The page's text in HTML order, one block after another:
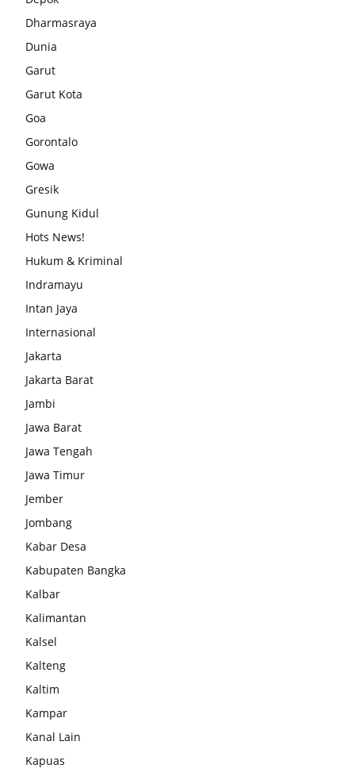
Dharmasraya
Dunia
Garut
Garut Kota
Goa
Gorontalo
Gowa
Gresik
Gunung Kidul
Hots News!
Hukum & Kriminal
Indramayu
Intan Jaya
Internasional
Jakarta
Jakarta Barat
Jambi
Jawa Barat
Jawa Tengah
Jawa Timur
Jember
Jombang
Kabar Desa
Kabupaten Bangka
Kalbar
Kalimantan
Kalsel
Kalteng
Kaltim
Kampar
Kanal Lain
Kapuas